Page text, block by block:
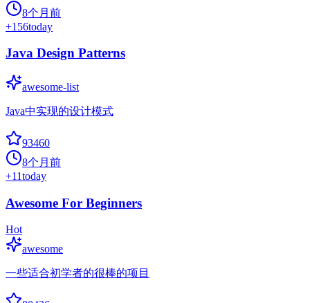
8个月前
+156today
Java Design Patterns
awesome-list
Java中实现的设计模式
93460
8个月前
+11today
Awesome For Beginners
Hot
awesome
一些适合初学者的很棒的项目